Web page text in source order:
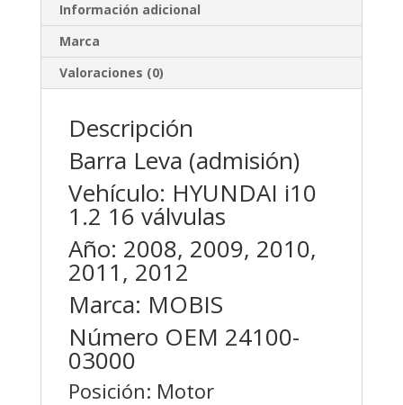
Información adicional
Marca
Valoraciones (0)
Descripción
Barra Leva (admisión)
Vehículo: HYUNDAI i10
1.2 16 válvulas
Año: 2008, 2009, 2010,
2011, 2012
Marca: MOBIS
Número OEM 24100-
03000
Posición: Motor